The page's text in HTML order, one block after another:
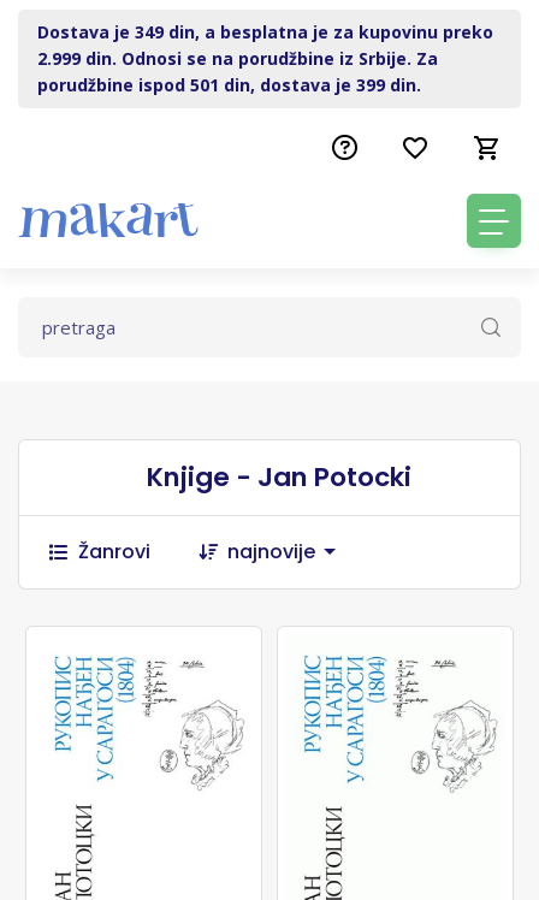
Dostava je 349 din, a besplatna je za kupovinu preko
2.999 din. Odnosi se na porudžbine iz Srbije. Za
porudžbine ispod 501 din, dostava je 399 din.
Knjige - Jan Potocki
Žanrovi najnovije